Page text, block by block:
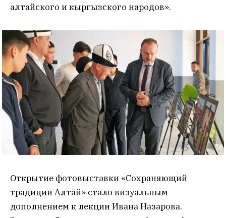
алтайского и кыргызского народов».
Открытие фотовыставки «Сохраняющий
традиции Алтай» стало визуальным
дополнением к лекции Ивана Назарова.